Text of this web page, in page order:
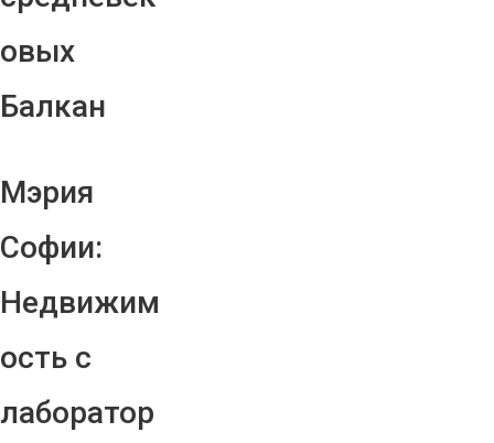
овых
Балкан
Мэрия
Софии:
Недвижим
ость с
лаборатор